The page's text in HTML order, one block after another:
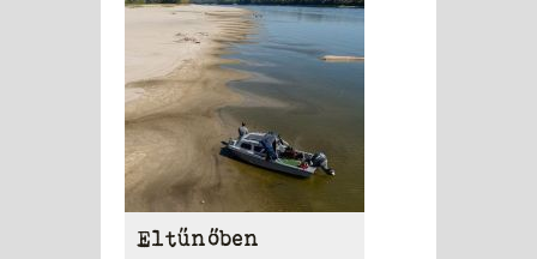
Eltűnőben